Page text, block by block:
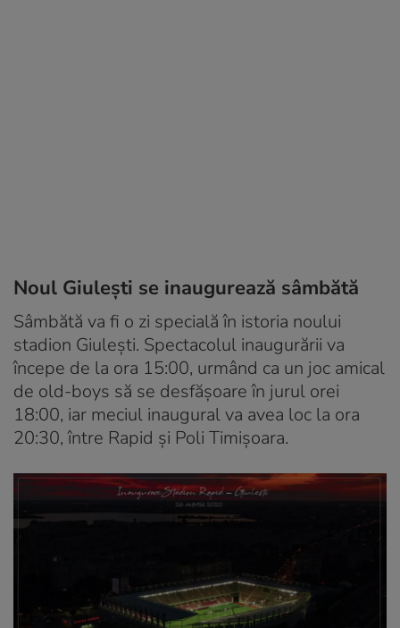
Noul Giulești se inaugurează sâmbătă
Sâmbătă va fi o zi specială în istoria noului
stadion Giulești. Spectacolul inaugurării va
începe de la ora 15:00, urmând ca un joc amical
de old-boys să se desfăşoare în jurul orei
18:00, iar meciul inaugural va avea loc la ora
20:30, între Rapid și Poli Timișoara.